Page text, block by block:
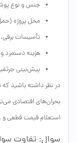
جنس و نوع
محل پروژه
تأسیسات برقی،
هزینه دستمزد
پیش‌بینی
در نظر داشته باشید که
بحران‌های اقتصادی
استعلام قیمت قطعی و
سوال: تفاوت